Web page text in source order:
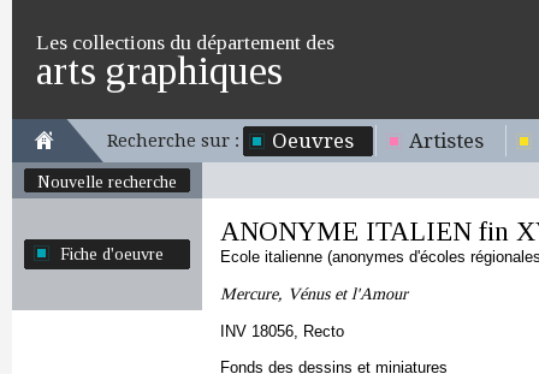
Les collections du département des
arts graphiques
Recherche sur : Oeuvres Artistes
Nouvelle recherche
Fiche d'oeuvre
ANONYME ITALIEN fin
Ecole italienne (anonymes d'écoles
Mercure, Vénus et l'Amour
INV 18056, Recto
Fonds des dessins et miniatures